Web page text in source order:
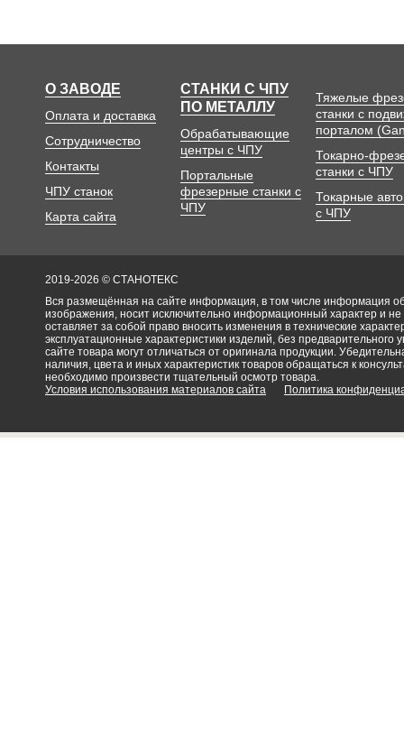
О ЗАВОДЕ
Оплата и доставка
Сотрудничество
Контакты
ЧПУ станок
Карта сайта
СТАНКИ С ЧПУ
ПО МЕТАЛЛУ
Обрабатывающие
центры с ЧПУ
Портальные
фрезерные станки с
ЧПУ
Тяжелые
станки с
порталом
Токарно-
станки с ЧПУ
Токарные
с ЧПУ
2019-2026 © СТАНОТЕКС
Вся размещённая на сайте информация, в том числе информация об
изображения, носит исключительно информационный характер и
оставляет за собой право вносить изменения в технические
эксплуатационные характеристики изделий, без
сайте товара могут отличаться от оригинала продукции.
наличия, цвета и иных характеристик товаров обращаться к
необходимо произвести тщательный осмотр товара.
Условия использования материалов сайта
Политика